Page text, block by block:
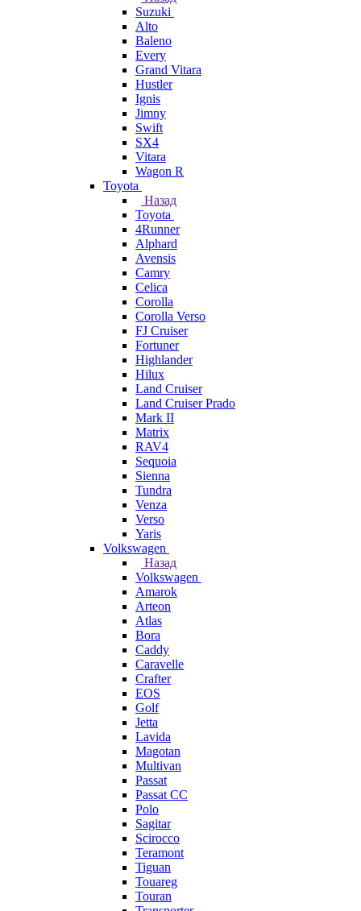
Suzuki
Alto
Baleno
Every
Grand Vitara
Hustler
Ignis
Jimny
Swift
SX4
Vitara
Wagon R
Toyota
Назад
Toyota
4Runner
Alphard
Avensis
Camry
Celica
Corolla
Corolla Verso
FJ Cruiser
Fortuner
Highlander
Hilux
Land Cruiser
Land Cruiser Prado
Mark II
Matrix
RAV4
Sequoia
Sienna
Tundra
Venza
Verso
Yaris
Volkswagen
Назад
Volkswagen
Amarok
Arteon
Atlas
Bora
Caddy
Caravelle
Crafter
EOS
Golf
Jetta
Lavida
Magotan
Multivan
Passat
Passat CC
Polo
Sagitar
Scirocco
Teramont
Tiguan
Touareg
Touran